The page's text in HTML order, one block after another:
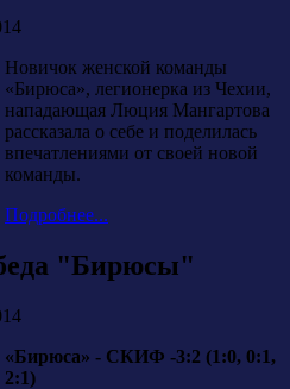
Новичок женской команды
«Бирюса», легионерка из Чехии,
нападающая Люция Мангартова
рассказала о себе и поделилась
впечатлениями от своей новой
команды.
Подробнее...
"Бирюсы"
«Бирюса» - СКИФ -3:2 (1:0, 0:1,
2:1)